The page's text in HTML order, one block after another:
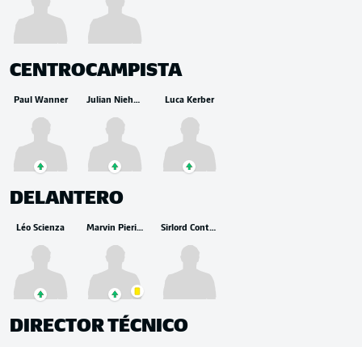
CENTROCAMPISTA
Paul Wanner Julian Niehues Luca Kerber
DELANTERO
Léo Scienza Marvin Pieringer Sirlord Conteh
DIRECTOR TÉCNICO